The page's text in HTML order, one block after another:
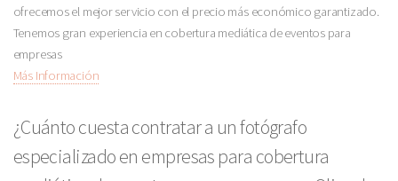
ofrecemos el mejor servicio con el precio más económico garantizado.
Tenemos gran experiencia en cobertura mediática de eventos para
empresas
Más Información
¿Cuánto cuesta contratar a un fotógrafo
especializado en empresas para cobertura